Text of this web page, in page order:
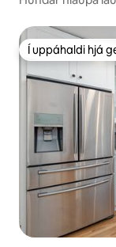
Í uppáhaldi hjá
Í uppáhaldi hjá